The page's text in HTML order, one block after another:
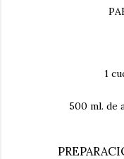
1
500 ml. de